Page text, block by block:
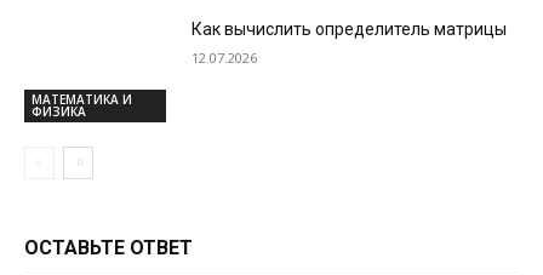
МАТЕМАТИКА И
ФИЗИКА
Как вычислить определитель матрицы
12.07.2026
ОСТАВЬТЕ ОТВЕТ